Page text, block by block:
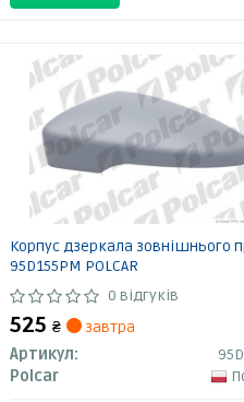
Корпус дзеркала зовнішнього
95D155PM POLCAR
0 відгуків
525 ₴
завтра
Артикул:
Polcar